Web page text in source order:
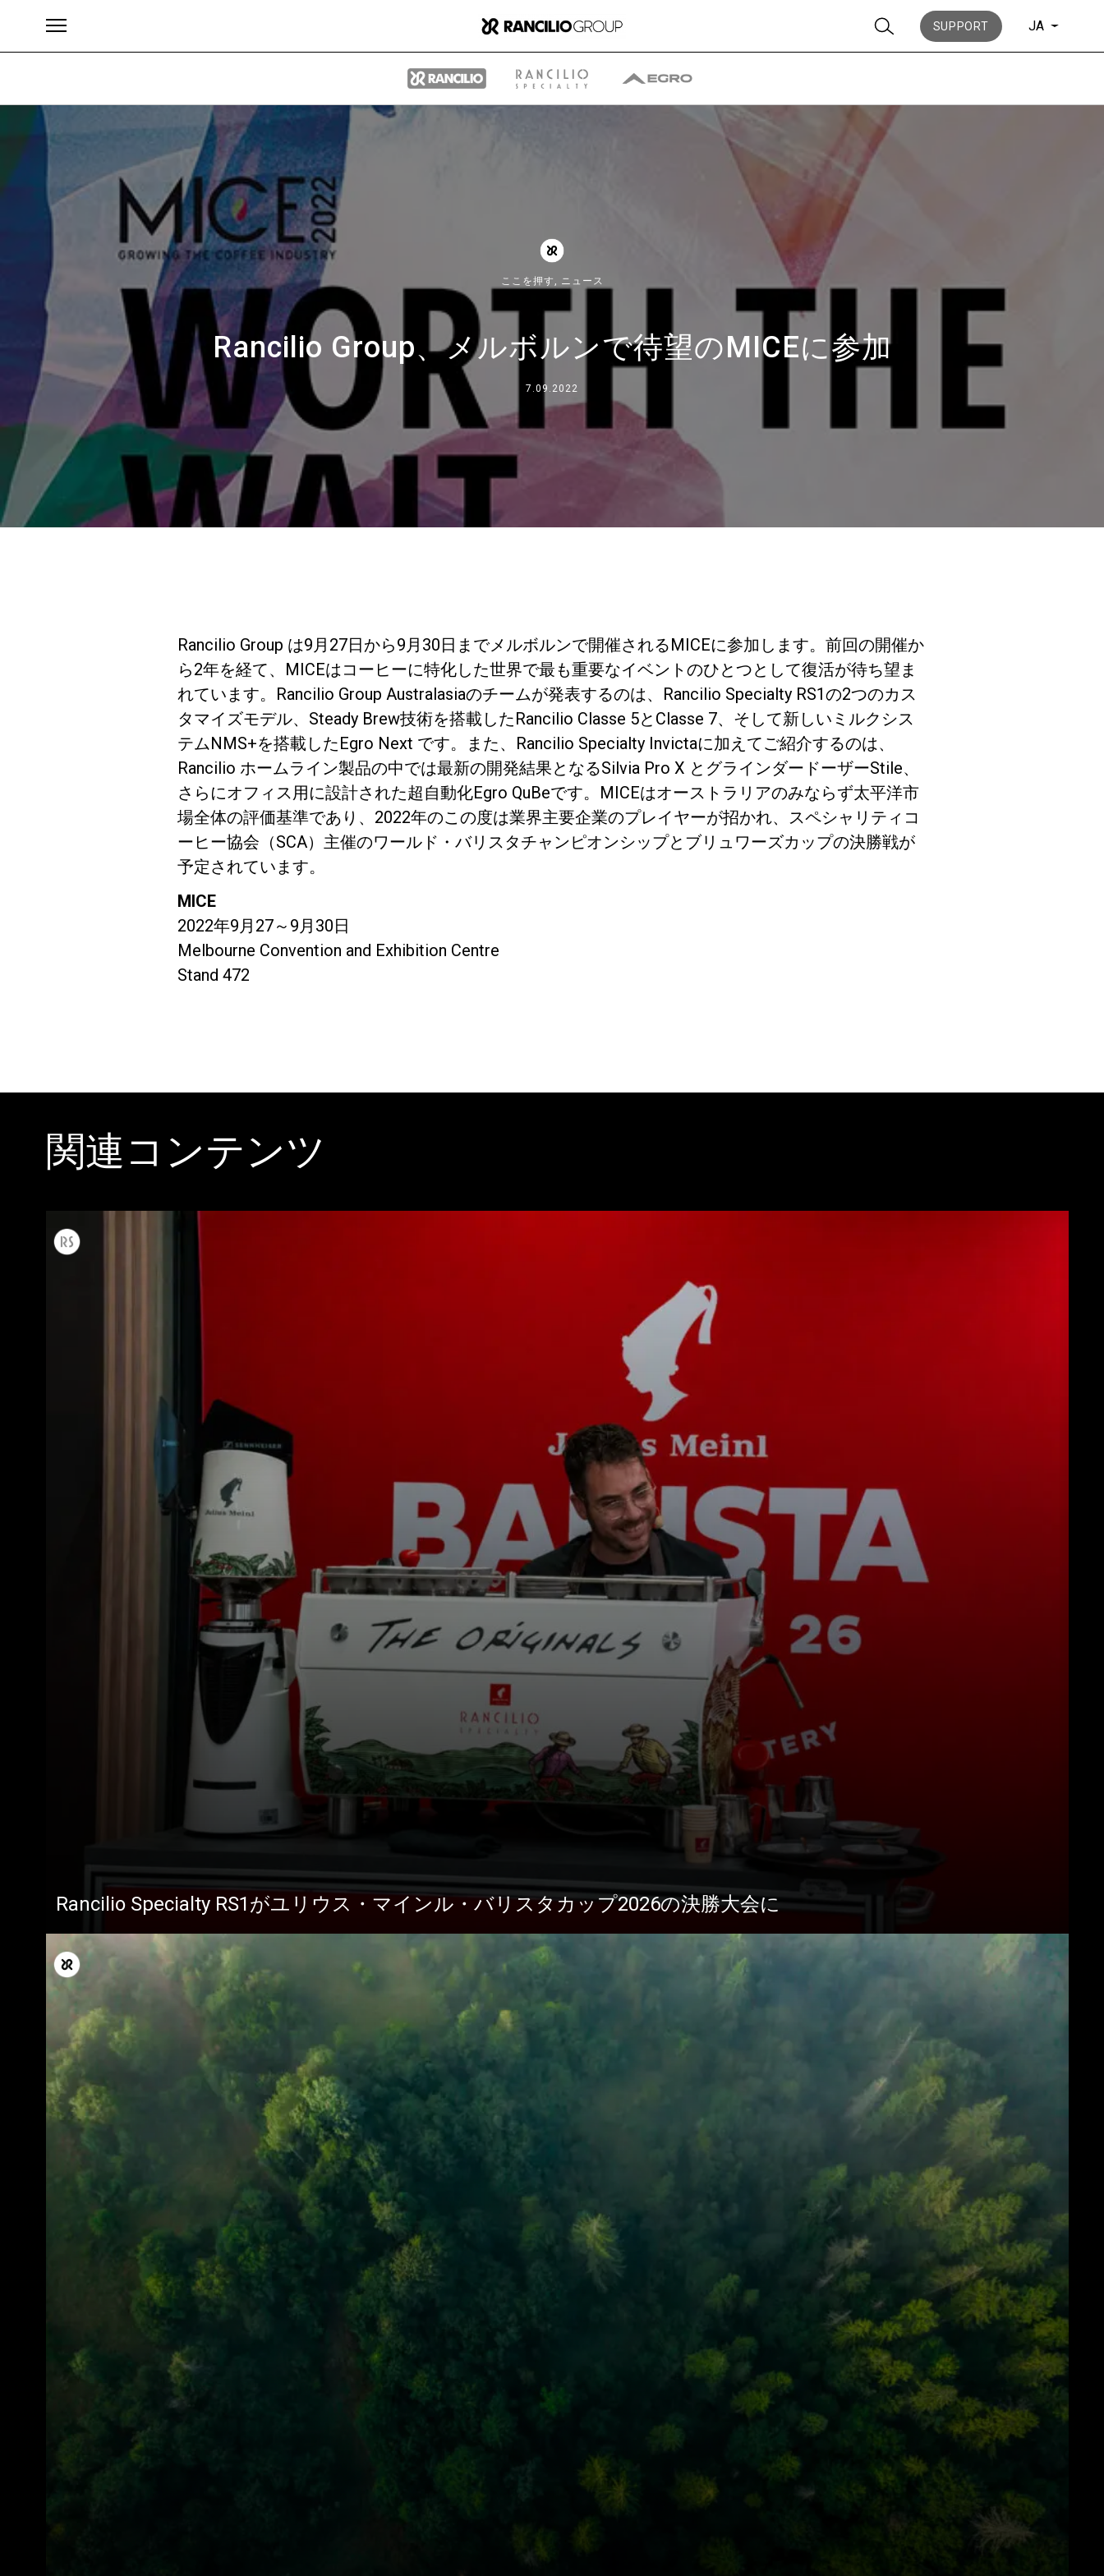
SUPPORT JA
ここを押す, ニュース
Rancilio Group、メルボルンで待望のMICEに参加
7.09.2022
Rancilio Group は9月27日から9月30日までメルボルンで開催されるMICEに参加します。前回の開催か
ら2年を経て、MICEはコーヒーに特化した世界で最も重要なイベントのひとつとして復活が待ち望ま
れています。Rancilio Group Australasiaのチームが発表するのは、Rancilio Specialty RS1の2つのカス
タマイズモデル、Steady Brew技術を搭載したRancilio Classe 5とClasse 7、そして新しいミルクシス
テムNMS+を搭載したEgro Next です。また、Rancilio Specialty Invictaに加えてご紹介するのは、
Rancilio ホームライン製品の中では最新の開発結果となるSilvia Pro X とグラインダードーザーStile、
さらにオフィス用に設計された超自動化Egro QuBeです。MICEはオーストラリアのみならず太平洋市
場全体の評価基準であり、2022年のこの度は業界主要企業のプレイヤーが招かれ、スペシャリティコ
ーヒー協会（SCA）主催のワールド・バリスタチャンピオンシップとブリュワーズカップの決勝戦が
予定されています。
MICE
2022年9月27～9月30日
Melbourne Convention and Exhibition Centre
Stand 472
関連コンテンツ
Rancilio Specialty RS1がユリウス・マインル・バリスタカップ2026の決勝大会に
すべて 製品情報 ニュース
ブランド
ランチリオ・グループに
ついて
ランチリオ・グループの
事業について
所在地
私たちと一緒に働く
ニュース
歴史
研究室紹介
リティ
お問い合わせ